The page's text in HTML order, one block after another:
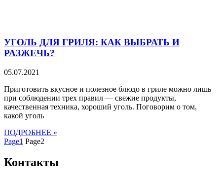
УГОЛЬ ДЛЯ ГРИЛЯ: КАК ВЫБРАТЬ И
РАЗЖЕЧЬ?
05.07.2021
Приготовить вкусное и полезное блюдо в гриле можно лишь
при соблюдении трех правил — свежие продукты,
качественная техника, хороший уголь. Поговорим о том,
какой уголь
ПОДРОБНЕЕ »
Page1 Page2
Контакты